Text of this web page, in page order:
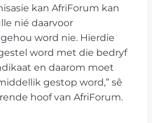
kan AfriForum kan
nié daarvoor
word nie. Hierdie
word met die bedryf
en daarom moet
gestop word,” sê
hoof van AfriForum.